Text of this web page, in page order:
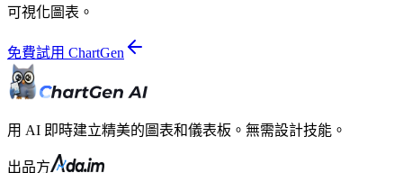
可視化圖表。
免費試用 ChartGen
用 AI 即時建立精美的圖表和儀表板。無需設計技能。
出品方